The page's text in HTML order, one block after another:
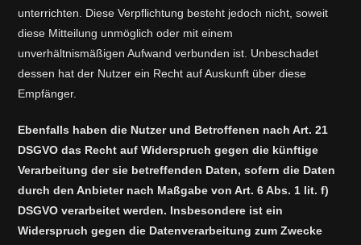
unterrichten. Diese Verpflichtung besteht jedoch nicht, soweit
diese Mitteilung unmöglich oder mit einem
unverhältnismäßigen Aufwand verbunden ist. Unbeschadet
dessen hat der Nutzer ein Recht auf Auskunft über diese
Empfänger.
Ebenfalls haben die Nutzer und Betroffenen nach Art. 21
DSGVO das Recht auf Widerspruch gegen die künftige
Verarbeitung der sie betreffenden Daten, sofern die Daten
durch den Anbieter nach Maßgabe von Art. 6 Abs. 1 lit. f)
DSGVO verarbeitet werden. Insbesondere ist ein
Widerspruch gegen die Datenverarbeitung zum Zwecke